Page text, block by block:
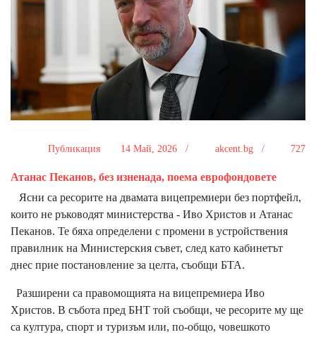
Публикация 14 Май, 2026 / akcent.bg / 727
Атанас Пеканов, без изненада, поема еврофондовете
Ясни са ресорите на двамата вицепремиери без портфейл,
които не ръководят министерства - Иво Христов и Атанас
Пеканов. Те бяха определени с промени в устройствения
правилник на Министерския съвет, след като кабинетът
днес прие постановление за целта, съобщи БТА.
Разширени са правомощията на вицепремиера Иво
Христов. В събота пред БНТ той съобщи, че ресорите му ще
са култура, спорт и туризъм или, по-общо, човешкото